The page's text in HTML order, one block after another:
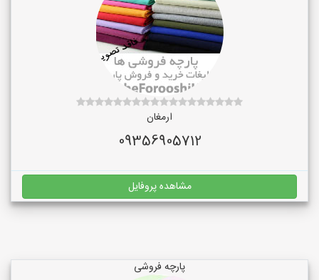
ارمغان
09356905712
مشاهده پروفایل
پارچه فروشی